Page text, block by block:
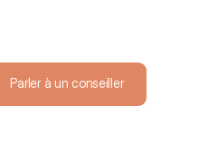
Parler à un conseiller